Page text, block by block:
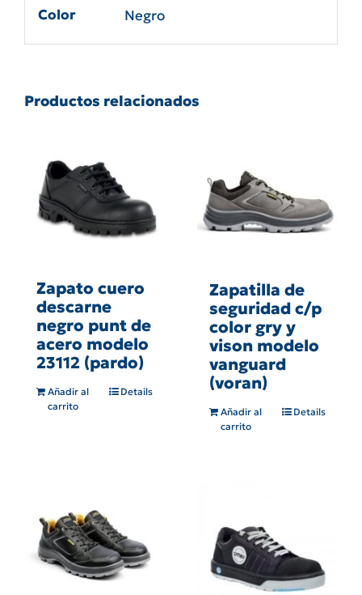
Color Negro
Productos relacionados
Zapato cuero
descarne
negro punt de
acero modelo
23112 (pardo)
Añadir al
carrito
Details
Zapatilla de
seguridad c/p
color gry y
vison modelo
vanguard
(voran)
Añadir al
carrito
Details